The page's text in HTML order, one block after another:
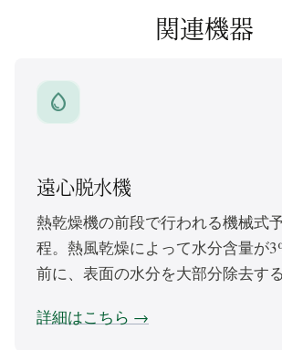
関連機器
water_drop
遠心脱水機
熱乾燥機の前段で行われる機械式
程。熱風乾燥によって水分含量が
前に、表面の水分を大部分除去す
詳細はこちら →